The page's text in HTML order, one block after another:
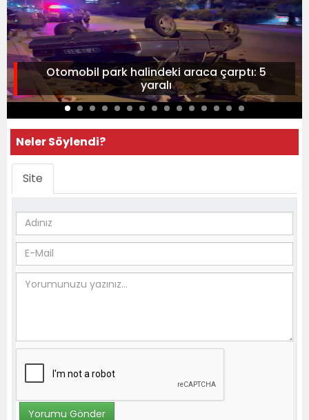
Otomobil park halindeki araca çarptı: 5
yaralı
Neler Söylendi?
Site